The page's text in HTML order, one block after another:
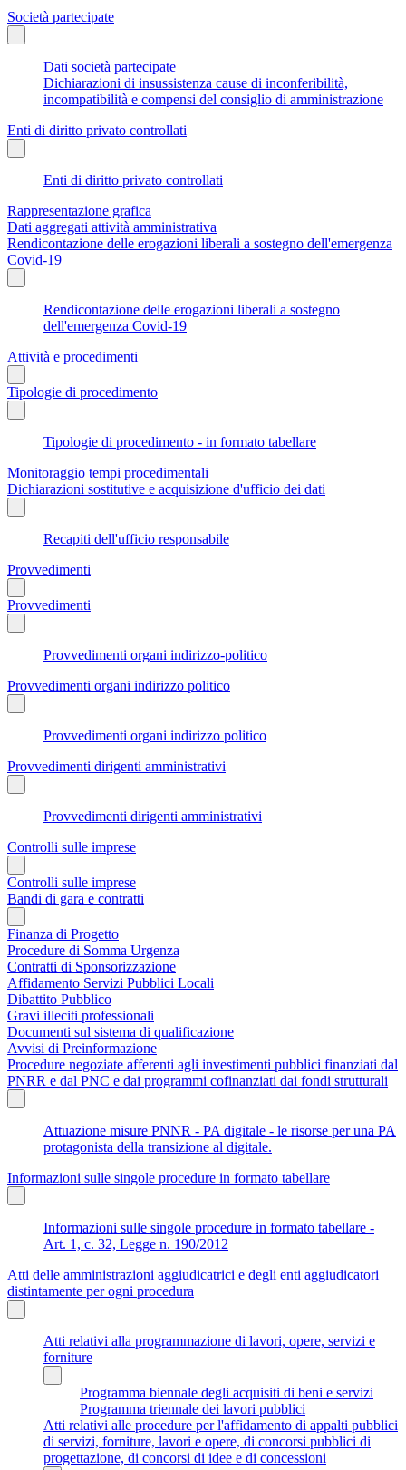
Società partecipate
Dati società partecipate
Dichiarazioni di insussistenza cause di inconferibilità,
incompatibilità e compensi del consiglio di amministrazione
Enti di diritto privato controllati
Enti di diritto privato controllati
Rappresentazione grafica
Dati aggregati attività amministrativa
Rendicontazione delle erogazioni liberali a sostegno dell'emergenza
Covid-19
Rendicontazione delle erogazioni liberali a sostegno
dell'emergenza Covid-19
Attività e procedimenti
Tipologie di procedimento
Tipologie di procedimento - in formato tabellare
Monitoraggio tempi procedimentali
Dichiarazioni sostitutive e acquisizione d'ufficio dei dati
Recapiti dell'ufficio responsabile
Provvedimenti
Provvedimenti
Provvedimenti organi indirizzo-politico
Provvedimenti organi indirizzo politico
Provvedimenti organi indirizzo politico
Provvedimenti dirigenti amministrativi
Provvedimenti dirigenti amministrativi
Controlli sulle imprese
Controlli sulle imprese
Bandi di gara e contratti
Finanza di Progetto
Procedure di Somma Urgenza
Contratti di Sponsorizzazione
Affidamento Servizi Pubblici Locali
Dibattito Pubblico
Gravi illeciti professionali
Documenti sul sistema di qualificazione
Avvisi di Preinformazione
Procedure negoziate afferenti agli investimenti pubblici finanziati dal
PNRR e dal PNC e dai programmi cofinanziati dai fondi strutturali
Attuazione misure PNNR - PA digitale - le risorse per una PA
protagonista della transizione al digitale.
Informazioni sulle singole procedure in formato tabellare
Informazioni sulle singole procedure in formato tabellare -
Art. 1, c. 32, Legge n. 190/2012
Atti delle amministrazioni aggiudicatrici e degli enti aggiudicatori
distintamente per ogni procedura
Atti relativi alla programmazione di lavori, opere, servizi e
forniture
Programma biennale degli acquisiti di beni e servizi
Programma triennale dei lavori pubblici
Atti relativi alle procedure per l'affidamento di appalti pubblici
di servizi, forniture, lavori e opere, di concorsi pubblici di
progettazione, di concorsi di idee e di concessioni